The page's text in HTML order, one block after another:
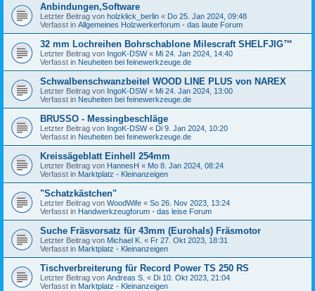
Anbindungen,Software
Letzter Beitrag von holzklick_berlin « Do 25. Jan 2024, 09:48
Verfasst in Allgemeines Holzwerkerforum - das laute Forum
32 mm Lochreihen Bohrschablone Milescraft SHELFJIG™
Letzter Beitrag von IngoK-DSW« Mi 24. Jan 2024, 14:40
Verfasst in Neuheiten bei feinewerkzeuge.de
Schwalbenschwanzbeitel WOOD LINE PLUS von NAREX
Letzter Beitrag von IngoK-DSW« Mi 24. Jan 2024, 13:00
Verfasst in Neuheiten bei feinewerkzeuge.de
BRUSSO - Messingbeschläge
Letzter Beitrag von IngoK-DSW« Di 9. Jan 2024, 10:20
Verfasst in Neuheiten bei feinewerkzeuge.de
Kreissägeblatt Einhell 254mm
Letzter Beitrag von HannesH « Mo 8. Jan 2024, 08:24
Verfasst in Marktplatz - Kleinanzeigen
"Schatzkästchen"
Letzter Beitrag von WoodWife « So 26. Nov 2023, 13:24
Verfasst in Handwerkzeugforum - das leise Forum
Suche Fräsvorsatz für 43mm (Eurohals) Fräsmotor
Letzter Beitrag von Michael K. « Fr 27. Okt 2023, 18:31
Verfasst in Marktplatz - Kleinanzeigen
Tischverbreiterung für Record Power TS 250 RS
Letzter Beitrag von Andreas S. « Di 10. Okt 2023, 21:04
Verfasst in Marktplatz - Kleinanzeigen